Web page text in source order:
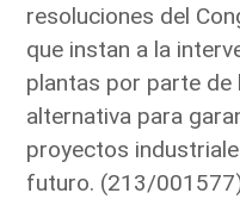
resoluciones del
que instan a la
plantas por parte de
alternativa para
proyectos
futuro. (213/